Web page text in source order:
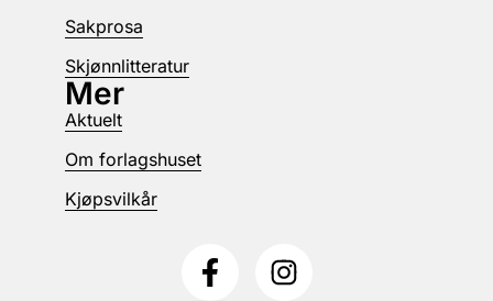
Sakprosa
Skjønnlitteratur
Mer
Aktuelt
Om forlagshuset
Kjøpsvilkår